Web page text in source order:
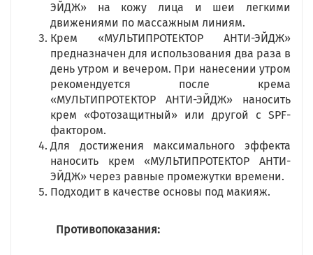
ЭЙДЖ» на кожу лица и шеи легкими
движениями по массажным линиям.
Крем «МУЛЬТИПРОТЕКТОР АНТИ-ЭЙДЖ»
предназначен для использования два раза в
день утром и вечером. При нанесении утром
рекомендуется после крема
«МУЛЬТИПРОТЕКТОР АНТИ-ЭЙДЖ» наносить
крем «Фотозащитный» или другой с SPF-
фактором.
Для достижения максимального эффекта
наносить крем «МУЛЬТИПРОТЕКТОР АНТИ-
ЭЙДЖ» через равные промежутки времени.
Подходит в качестве основы под макияж.
Противопоказания: